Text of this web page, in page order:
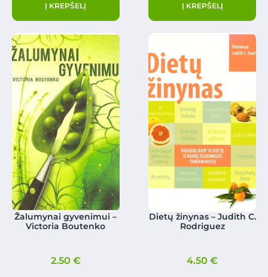
Į KREPŠELĮ Į KREPŠELĮ
Žalumynai gyvenimui –
Victoria Boutenko
2.50 €
Dietų žinynas – Judith C.
Rodriguez
4.50€